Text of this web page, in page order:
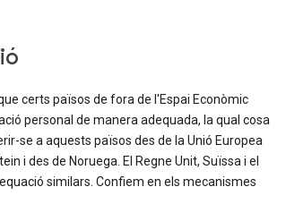
certs països de fora de l'Espai Econòmic
personal de manera adequada, la qual cosa
se a aquests països des de la Unió Europea
i des de Noruega. El Regne Unit, Suïssa i el
similars. Confiem en els mecanismes